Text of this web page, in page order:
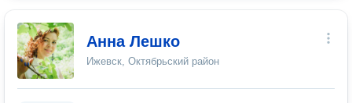
Анна Лешко
Ижевск, Октябрьский район